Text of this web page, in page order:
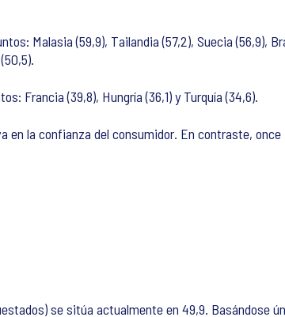
Malasia (59,9), Tailandia (57,2), Suecia (56,9),
Francia (39,8), Hungría (36,1) y Turquía (34,6).
la confianza del consumidor. En contraste,
se sitúa actualmente en 49,9. Basándose